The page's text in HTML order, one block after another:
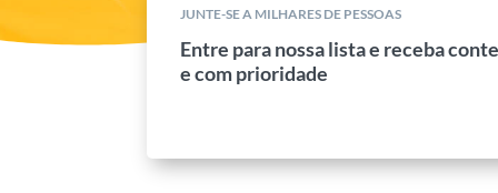
JUNTE-SE A MILHARES DE PESSOAS
Entre para nossa lista e receba
e com prioridade